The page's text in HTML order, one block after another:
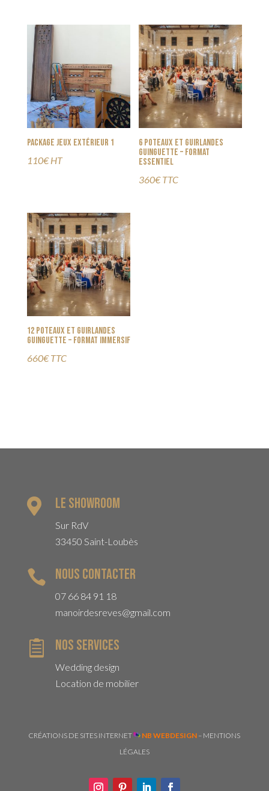
Package jeux extérieur 1
110€ HT
6 Poteaux et guirlandes
guinguette – Format
essentiel
360€ TTC
12 Poteaux et guirlandes
guinguette – Format immersif
660€ TTC
 Le Showroom
Sur RdV
33450 Saint-Loubès
 Nous contacter
07 66 84 91 18
manoirdesreves@gmail.com
 Nos services
Wedding design
Location de mobilier
CRÉATIONS DE SITES INTERNET NB WEBDESIGN – MENTIONS
LÉGALES